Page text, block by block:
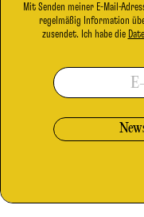
Mit Senden meiner E-Mail-
regelmäßig Information
zusendet. Ich habe die